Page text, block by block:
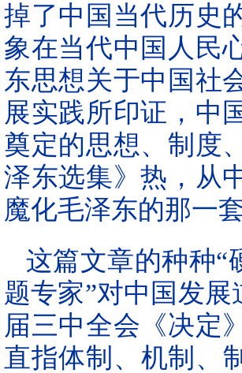
掉了中国当代历史
象在当代中国人民
东思想关于中国社
展实践所印证，中
奠定的思想、制度
泽东选集》热，从
魔化毛泽东的那一套
这篇文章的种种“
题专家”对中国发
届三中全会《决定
直指体制、机制、